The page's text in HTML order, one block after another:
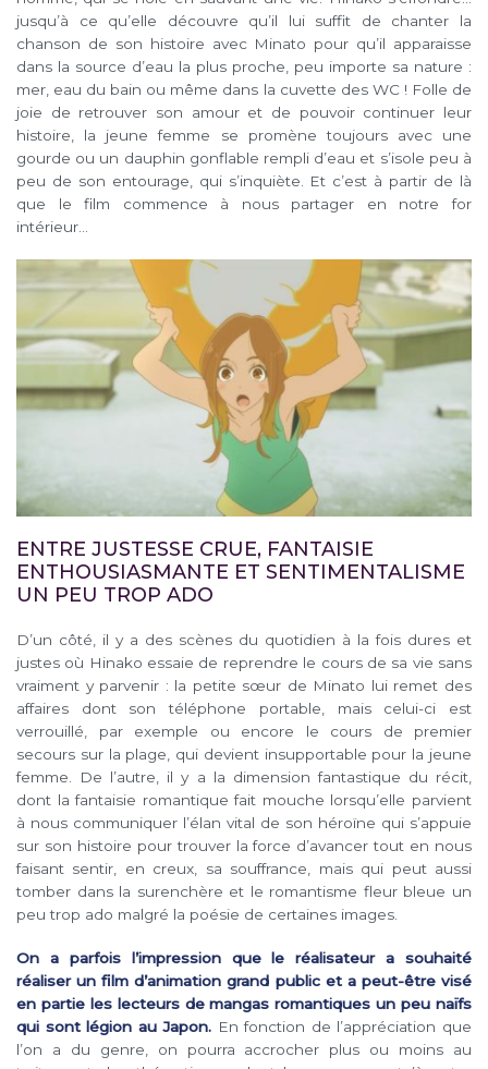
jusqu’à ce qu’elle découvre qu’il lui suffit de chanter la
chanson de son histoire avec Minato pour qu’il apparaisse
dans la source d’eau la plus proche, peu importe sa nature :
mer, eau du bain ou même dans la cuvette des WC ! Folle de
joie de retrouver son amour et de pouvoir continuer leur
histoire, la jeune femme se promène toujours avec une
gourde ou un dauphin gonflable rempli d’eau et s’isole peu à
peu de son entourage, qui s’inquiète. Et c’est à partir de là
que le film commence à nous partager en notre for
intérieur…
ENTRE JUSTESSE CRUE, FANTAISIE
ENTHOUSIASMANTE ET SENTIMENTALISME
UN PEU TROP ADO
D’un côté, il y a des scènes du quotidien à la fois dures et
justes où Hinako essaie de reprendre le cours de sa vie sans
vraiment y parvenir : la petite sœur de Minato lui remet des
affaires dont son téléphone portable, mais celui-ci est
verrouillé, par exemple ou encore le cours de premier
secours sur la plage, qui devient insupportable pour la jeune
femme. De l’autre, il y a la dimension fantastique du récit,
dont la fantaisie romantique fait mouche lorsqu’elle parvient
à nous communiquer l’élan vital de son héroïne qui s’appuie
sur son histoire pour trouver la force d’avancer tout en nous
faisant sentir, en creux, sa souffrance, mais qui peut aussi
tomber dans la surenchère et le romantisme fleur bleue un
peu trop ado malgré la poésie de certaines images.
On a parfois l’impression que le réalisateur a souhaité
réaliser un film d’animation grand public et a peut-être visé
en partie les lecteurs de mangas romantiques un peu naïfs
qui sont légion au Japon. En fonction de l’appréciation que
l’on a du genre, on pourra accrocher plus ou moins au